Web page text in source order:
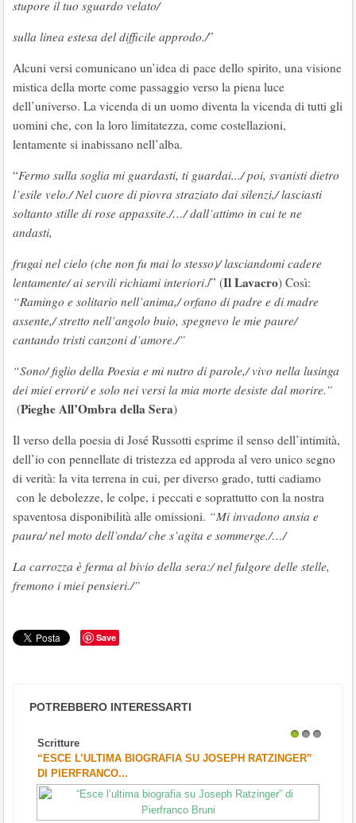
stupore il tuo sguardo velato/
sulla linea estesa del difficile approdo./”
Alcuni versi comunicano un’idea di pace dello spirito, una visione
mistica della morte come passaggio verso la piena luce
dell’universo. La vicenda di un uomo diventa la vicenda di tutti gli
uomini che, con la loro limitatezza, come costellazioni,
lentamente si inabissano nell’alba.
“Fermo sulla soglia mi guardasti, ti guardai.../ poi, svanisti dietro
l’esile velo./ Nel cuore di piovra straziato dai silenzi,/ lasciasti
soltanto stille di rose appassite./…/ dall’attimo in cui te ne
andasti,
frugai nel cielo (che non fu mai lo stesso)/ lasciandomi cadere
lentamente/ ai servili richiami interiori./” (Il Lavacro) Così:
“Ramingo e solitario nell’anima,/ orfano di padre e di madre
assente,/ stretto nell’angolo buio, spegnevo le mie paure/
cantando tristi canzoni d’amore./”
“Sono/ figlio della Poesia e mi nutro di parole,/ vivo nella lusinga
dei miei errori/ e solo nei versi la mia morte desiste dal morire.”
(Pieghe All’Ombra della Sera)
Il verso della poesia di José Russotti esprime il senso dell’intimità,
dell’io con pennellate di tristezza ed approda al vero unico segno
di verità: la vita terrena in cui, per diverso grado, tutti cadiamo
con le debolezze, le colpe, i peccati e soprattutto con la nostra
spaventosa disponibilità alle omissioni. “Mi invadono ansia e
paura/ nel moto dell’onda/ che s’agita e sommerge./…/
La carrozza è ferma al bivio della sera:/ nel fulgore delle stelle,
fremono i miei pensieri./”
Save
POTREBBERO INTERESSARTI
Scritture
“ESCE L’ULTIMA BIOGRAFIA SU JOSEPH RATZINGER”
DI PIERFRANCO...